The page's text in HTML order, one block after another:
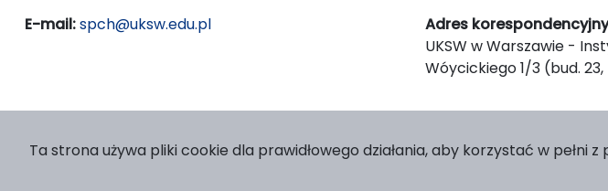
E-mail:spch@uksw.edu.pl
Adres
UKSW w Warszawie -
Wóycickiego 1/3 (bud. 23,
Ta strona używa pliki cookie dla prawidłowego działania, aby korzystać w pełni